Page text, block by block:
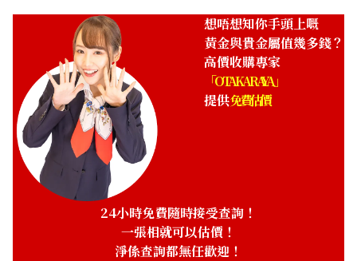
參考回收價
HKD 42,890.85
想唔想知你手頭上嘅
黃金與貴金屬值幾多錢？
高價收購專家
「OTAKARAYA」
提供免費估價
24小時免費隨時接受查詢！
一張相就可以估價！
淨係查詢都無任歡迎！